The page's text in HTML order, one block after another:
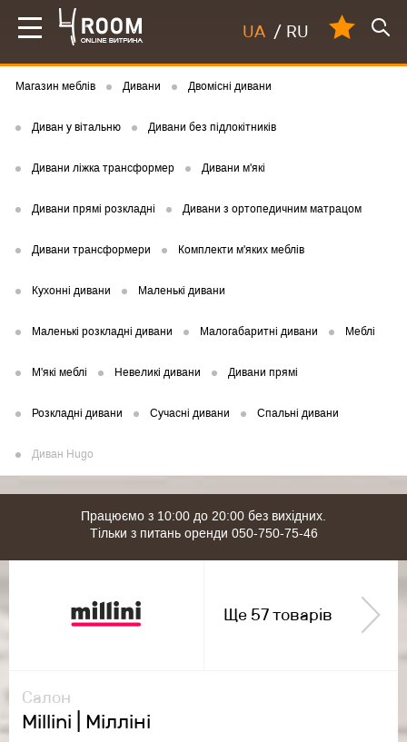
UA / RU
Магазин меблів Дивани Двомісні дивани
Диван у вітальню Дивани без підлокітників
Дивани ліжка трансформер Дивани м'які
Дивани прямі розкладні Дивани з ортопедичним матрацом
Дивани трансформери Комплекти м'яких меблів
Кухонні дивани Маленькі дивани
Маленькі розкладні дивани Малогабаритні дивани Меблі
М'які меблі Невеликі дивани Дивани прямі
Розкладні дивани Сучасні дивани Спальні дивани
Диван Hugo
Працюємо з 10:00 до 20:00 без вихідних.
Тільки з питань оренди 050-750-75-46
Салон
Millini | Мілліні
Ще 57 товарів